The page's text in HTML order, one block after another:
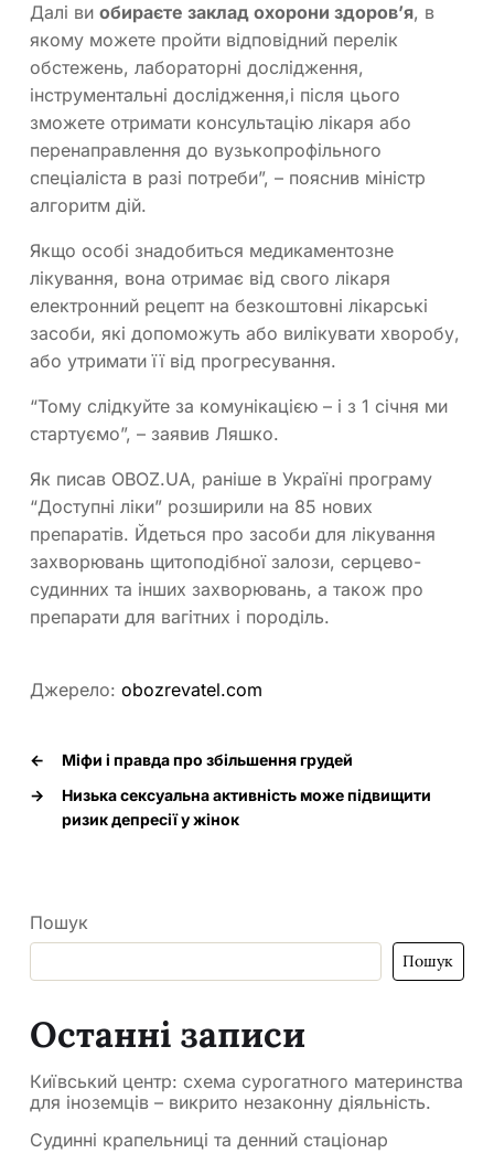
Далі ви обираєте заклад охорони здоров’я, в
якому можете пройти відповідний перелік
обстежень, лабораторні дослідження,
інструментальні дослідження,і після цього
зможете отримати консультацію лікаря або
перенаправлення до вузькопрофільного
спеціаліста в разі потреби”, – пояснив міністр
алгоритм дій.
Якщо особі знадобиться медикаментозне
лікування, вона отримає від свого лікаря
електронний рецепт на безкоштовні лікарські
засоби, які допоможуть або вилікувати хворобу,
або утримати її від прогресування.
“Тому слідкуйте за комунікацією – і з 1 січня ми
стартуємо”, – заявив Ляшко.
Як писав OBOZ.UA, раніше в Україні програму
“Доступні ліки” розширили на 85 нових
препаратів. Йдеться про засоби для лікування
захворювань щитоподібної залози, серцево-
судинних та інших захворювань, а також про
препарати для вагітних і породіль.
Джерело: obozrevatel.com
←
Міфи і правда про збільшення грудей
→
Низька сексуальна активність може підвищити
ризик депресії у жінок
Пошук
Пошук
Останні записи
Київський центр: схема сурогатного материнства
для іноземців – викрито незаконну діяльність.
Судинні крапельниці та денний стаціонар